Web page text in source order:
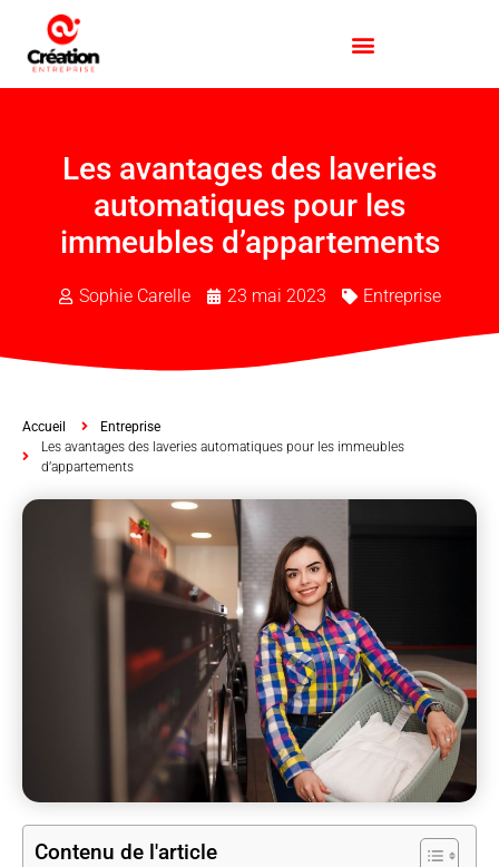
Les avantages des laveries
automatiques pour les
immeubles d’appartements
Sophie Carelle 23 mai 2023 Entreprise
Accueil
Entreprise
Les avantages des laveries automatiques pour les immeubles
d’appartements
Contenu de l'article